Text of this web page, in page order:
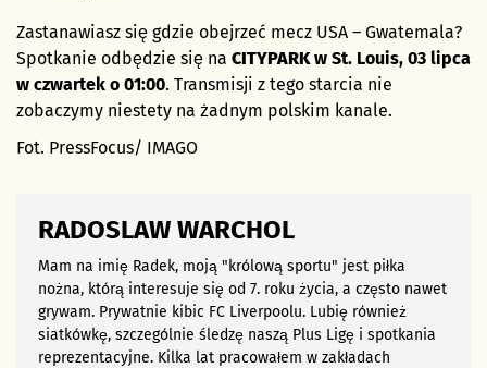
Zastanawiasz się gdzie obejrzeć mecz USA – Gwatemala?
Spotkanie odbędzie się na CITYPARKw St. Louis, 03 lipca
w czwartek o 01:00. Transmisji z tego starcia nie
zobaczymy niestety na żadnym polskim kanale.
Fot. PressFocus/ IMAGO
RADOSLAW WARCHOL
Mam na imię Radek, moją "królową sportu" jest piłka
nożna, którą interesuje się od 7. roku życia, a często nawet
grywam. Prywatnie kibic FC Liverpoolu. Lubię również
siatkówkę, szczególnie śledzę naszą Plus Ligę i spotkania
reprezentacyjne. Kilka lat pracowałem w zakładach